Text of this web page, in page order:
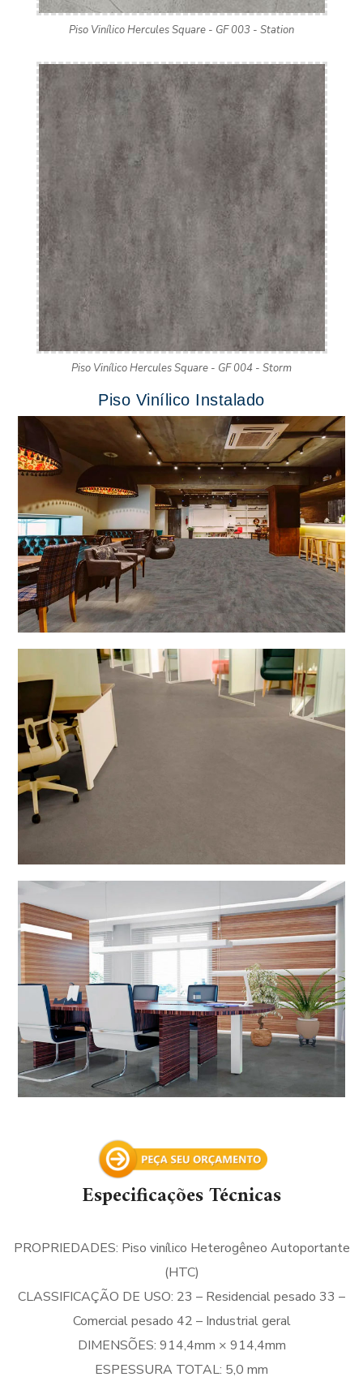
Piso Vinílico Hercules Square - GF 003 - Station
Piso Vinílico Hercules Square - GF 004 - Storm
Piso Vinílico Instalado
Especificações Técnicas
PROPRIEDADES: Piso vinílico Heterogêneo Autoportante
(HTC)
CLASSIFICAÇÃO DE USO: 23 – Residencial pesado 33 –
Comercial pesado 42 – Industrial geral
DIMENSÕES: 914,4mm × 914,4mm
ESPESSURA TOTAL: 5,0 mm